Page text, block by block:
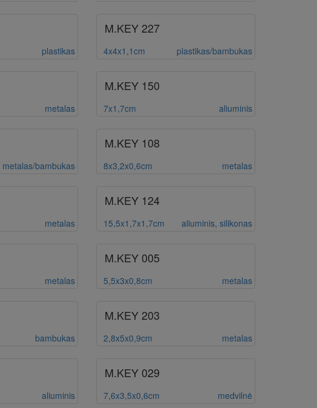
plastikas
M.KEY 227
4x4x1,1cm plastikas/bambukas
metalas
M.KEY 150
7x1,7cm aliuminis
metalas/bambukas
M.KEY 108
8x3,2x0,6cm metalas
metalas
M.KEY 124
15,5x1,7x1,7cm aliuminis, silikonas
metalas
M.KEY 005
5,5x3x0,8cm metalas
bambukas
M.KEY 203
2,8x5x0,9cm metalas
aliuminis
M.KEY 029
7,6x3,5x0,6cm medvilnė